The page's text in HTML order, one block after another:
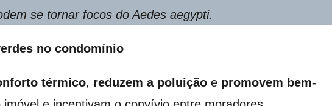
se tornar focos do Aedes aegypti.
no condomínio
térmico, reduzem a poluição e promovem bem-